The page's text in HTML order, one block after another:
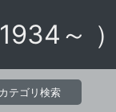
～ ）
カテゴリ検索